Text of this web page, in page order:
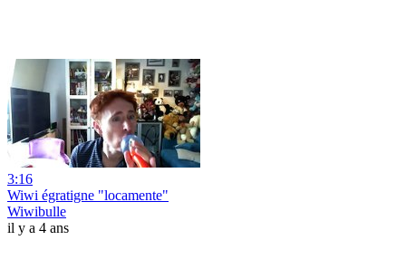
3:16
Wiwi égratigne "locamente"
Wiwibulle
il y a 4 ans